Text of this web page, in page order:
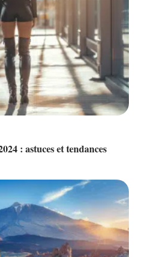
: astuces et tendances